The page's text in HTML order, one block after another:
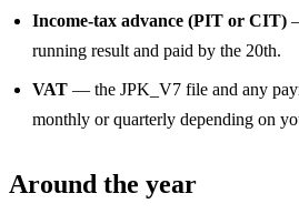
Income-tax advance (PIT or CIT)
running result and paid by the 20th.
VAT— the JPK_V7 file and any
monthly or quarterly depending on
Around the year